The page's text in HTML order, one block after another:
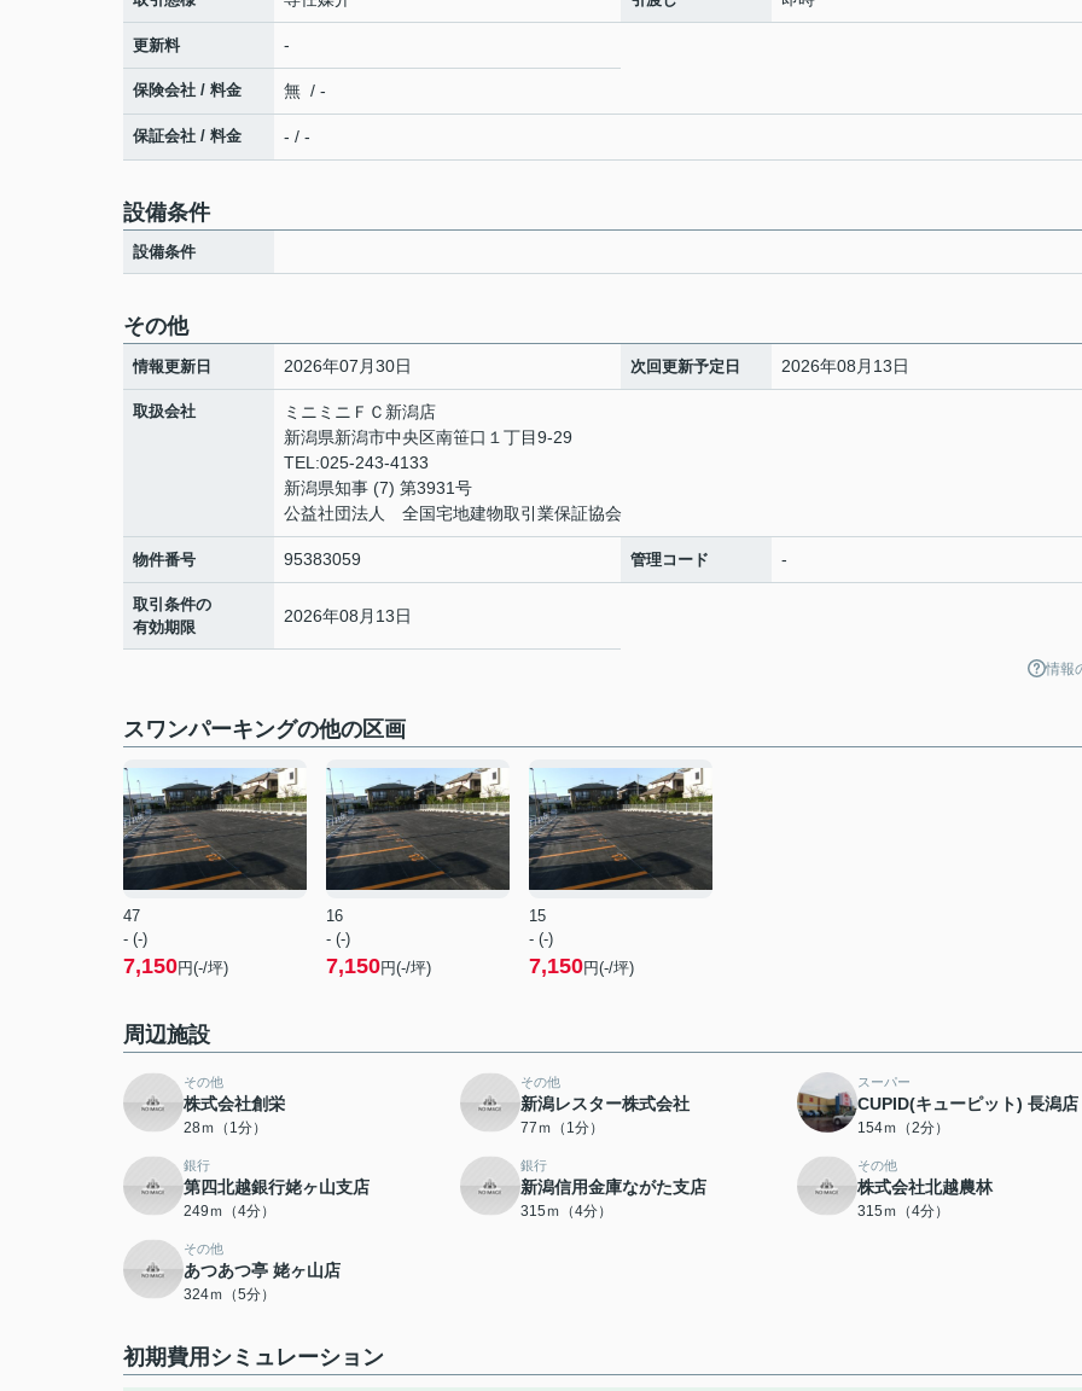
更新料 -
保険会社 / 料金 無 / -
保証会社 / 料金 - / -
設備条件
設備条件
その他
情報更新日 2026年07月30日 次回更新予定日 2026年08月13日
取扱会社
ミニミニＦＣ新潟店
新潟県新潟市中央区南笹口１丁目9-29
TEL:025-243-4133
新潟県知事 (7) 第3931号
公益社団法人 全国宅地建物取引業保証協会
物件番号 95383059 管理コード -
取引条件の
有効期限
2026年08月13日
情報
スワンパーキングの他の区画
47
- (-)
7,150円(-/坪)
16
- (-)
7,150円(-/坪)
15
- (-)
7,150円(-/坪)
周辺施設
その他
株式会社創栄
28ｍ（1分）
その他
新潟レスター株式会社
77ｍ（1分）
スーパー
CUPID(キューピット) 長潟店
154ｍ（2分）
銀行
第四北越銀行姥ヶ山支店
249ｍ（4分）
銀行
新潟信用金庫ながた支店
315ｍ（4分）
その他
株式会社北越農林
315ｍ（4分）
その他
あつあつ亭 姥ヶ山店
324ｍ（5分）
初期費用シミュレーション